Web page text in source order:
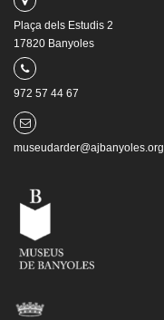
Plaça dels Estudis 2
17820 Banyoles
972 57 44 67
museudarder@ajbanyoles.org